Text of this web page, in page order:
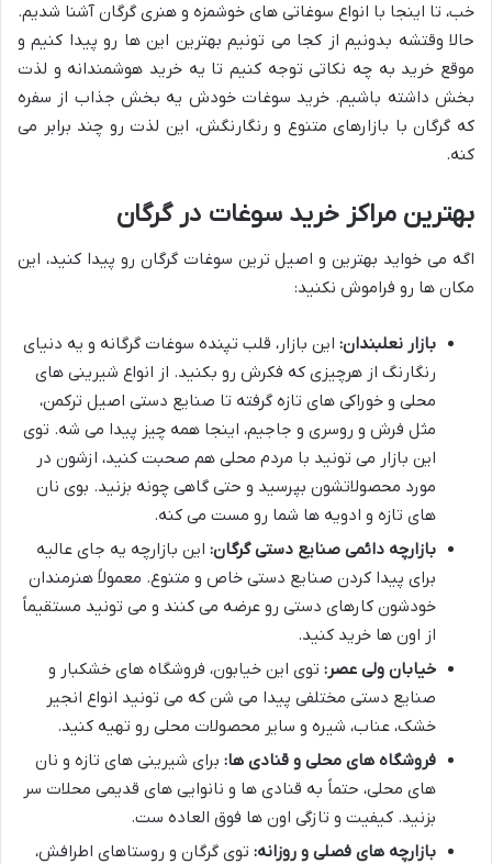
خب، تا اینجا با انواع سوغاتی های خوشمزه و هنری گرگان آشنا شدیم.
حالا وقتشه بدونیم از کجا می تونیم بهترین این ها رو پیدا کنیم و
موقع خرید به چه نکاتی توجه کنیم تا یه خرید هوشمندانه و لذت
بخش داشته باشیم. خرید سوغات خودش یه بخش جذاب از سفره
که گرگان با بازارهای متنوع و رنگارنگش، این لذت رو چند برابر می
کنه.
بهترین مراکز خرید سوغات در گرگان
اگه می خواید بهترین و اصیل ترین سوغات گرگان رو پیدا کنید، این
مکان ها رو فراموش نکنید:
بازار نعلبندان: این بازار، قلب تپنده سوغات گرگانه و یه دنیای
رنگارنگ از هرچیزی که فکرش رو بکنید. از انواع شیرینی های
محلی و خوراکی های تازه گرفته تا صنایع دستی اصیل ترکمن،
مثل فرش و روسری و جاجیم، اینجا همه چیز پیدا می شه. توی
این بازار می تونید با مردم محلی هم صحبت کنید، ازشون در
مورد محصولاتشون بپرسید و حتی گاهی چونه بزنید. بوی نان
های تازه و ادویه ها شما رو مست می کنه.
بازارچه دائمی صنایع دستی گرگان: این بازارچه یه جای عالیه
برای پیدا کردن صنایع دستی خاص و متنوع. معمولاً هنرمندان
خودشون کارهای دستی رو عرضه می کنند و می تونید مستقیماً
از اون ها خرید کنید.
خیابان ولی عصر: توی این خیابون، فروشگاه های خشکبار و
صنایع دستی مختلفی پیدا می شن که می تونید انواع انجیر
خشک، عناب، شیره و سایر محصولات محلی رو تهیه کنید.
فروشگاه های محلی و قنادی ها: برای شیرینی های تازه و نان
های محلی، حتماً به قنادی ها و نانوایی های قدیمی محلات سر
بزنید. کیفیت و تازگی اون ها فوق العاده ست.
بازارچه های فصلی و روزانه: توی گرگان و روستاهای اطرافش،